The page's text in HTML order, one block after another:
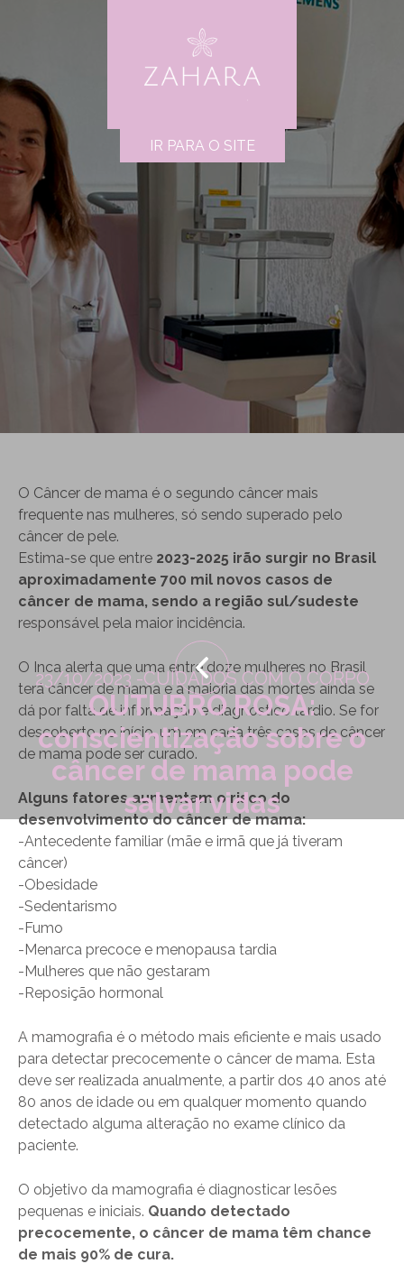
IR PARA O SITE
23/10/2023 -CUIDADOS COM O CORPO
OUTUBRO ROSA:
conscientização sobre o
câncer de mama pode
salvar vidas
O Câncer de mama é o segundo câncer mais
frequente nas mulheres, só sendo superado pelo
câncer de pele.
Estima-se que entre 2023-2025 irão surgir no Brasil
aproximadamente 700 mil novos casos de
câncer de mama, sendo a região sul/sudeste
responsável pela maior incidência.
O Inca alerta que uma entre doze mulheres no Brasil
terá câncer de mama e a maioria das mortes ainda se
dá por falta de informação e diagnóstico tardio. Se for
descoberto no início, um em cada três casos de câncer
de mama pode ser curado.
Alguns fatores aumentam o risco do
desenvolvimento do câncer de mama:
-Antecedente familiar (mãe e irmã que já tiveram
câncer)
-Obesidade
-Sedentarismo
-Fumo
-Menarca precoce e menopausa tardia
-Mulheres que não gestaram
-Reposição hormonal
A mamografia é o método mais eficiente e mais usado
para detectar precocemente o câncer de mama. Esta
deve ser realizada anualmente, a partir dos 40 anos até
80 anos de idade ou em qualquer momento quando
detectado alguma alteração no exame clínico da
paciente.
O objetivo da mamografia é diagnosticar lesões
pequenas e iniciais. Quando detectado
precocemente, o câncer de mama têm chance
de mais 90% de cura.